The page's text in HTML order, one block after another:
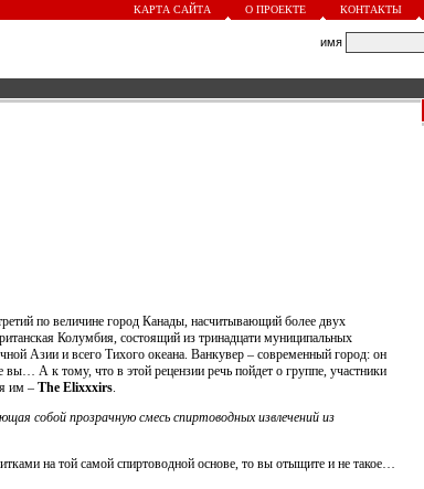
КАРТА САЙТА О ПРОЕКТЕ КОНТАКТЫ
имя
по величине город Канады, насчитывающий более двух
Колумбия, состоящий из тринадцати муниципальных
Азии и всего Тихого океана. Ванкувер – современный город: он
А к тому, что в этой рецензии речь пойдет о группе, участники
им – The Elixxxirs.
собой прозрачную смесь спиртоводных извлечений из
на той самой спиртоводной основе, то вы отыщите и не такое…